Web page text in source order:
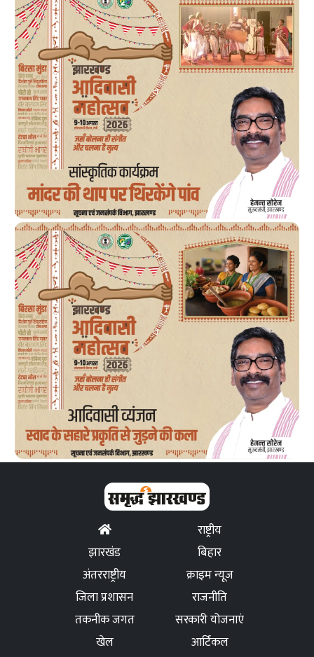
राष्ट्रीय
झारखंड
बिहार
अंतरराष्ट्रीय
क्राइम न्यूज
जिला प्रशासन
राजनीति
तकनीक जगत
सरकारी योजनाएं
खेल
आर्टिकल